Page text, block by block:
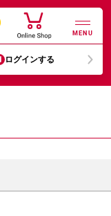
MENU
ログインする